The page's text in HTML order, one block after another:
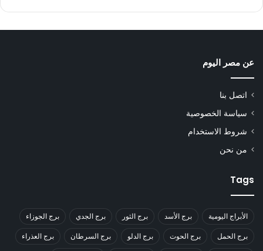
عن مصر اليوم
اتصل بنا
سياسة الخصوصية
شروط الاستخدام
من نحن
Tags
الأبراج اليومية برج الأسد برج الثور برج الجدي برج الجوزاء
برج الحمل برج الحوت برج الدلو برج السرطان برج العذراء